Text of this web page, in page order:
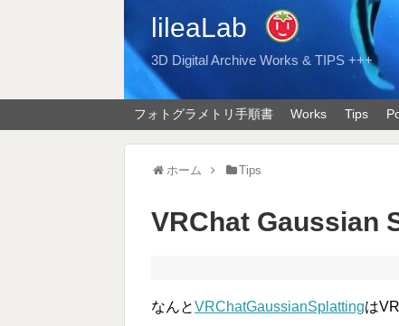
lileaLab
3D Digital Archive Works & TIPS +++
フォトグラメトリ手順書 Works Tips
ホーム Tips
VRChat Gaussian
なんとVRChatGaussianSplattingは